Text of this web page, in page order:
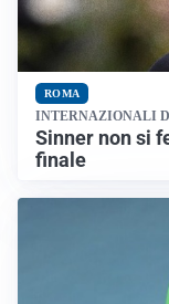
ROMA
INTERNAZIONALI
Sinner non si
finale